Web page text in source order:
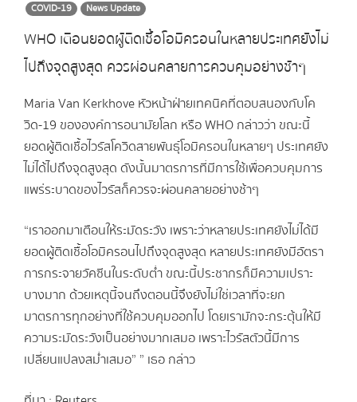
COVID-19 News Update
WHO เตือนยอดผู้ติดเชื้อโอมิครอนในหลายประเทศยังไม่
ไปถึงจุดสูงสุด ควรผ่อนคลายการควบคุมอย่างช้าๆ
Maria Van Kerkhove หัวหน้าฝ่ายเทคนิคที่ตอบสนองกับโค
วิด-19 ขององค์การอนามัยโลก หรือ WHO กล่าวว่า ขณะนี้
ยอดผู้ติดเชื้อไวรัสโควิดสายพันธุ์โอมิครอนในหลายๆ ประเทศยัง
ไม่ได้ไปถึงจุดสูงสุด ดังนั้นมาตรการที่มีการใช้เพื่อควบคุมการ
แพร่ระบาดของไวรัสก็ควรจะผ่อนคลายอย่างช้าๆ
“เราออกมาเตือนให้ระมัดระวัง เพราะว่าหลายประเทศยังไม่ได้มี
ยอดผู้ติดเชื้อโอมิครอนไปถึงจุดสูงสุด หลายประเทศยังมีอัตรา
การกระจายวัคซีนในระดับต่ำ ขณะนี้ประชากรก็มีความเปราะ
บางมาก ด้วยเหตุนี้จนถึงตอนนี้จึงยังไม่ใช่เวลาที่จะยก
มาตรการทุกอย่างที่ใช้ควบคุมออกไป โดยเรามักจะกระตุ้นให้มี
ความระมัดระวังเป็นอย่างมากเสมอ เพราะไวรัสตัวนี้มีการ
เปลี่ยนแปลงสม่ำเสมอ” ” เธอ กล่าว